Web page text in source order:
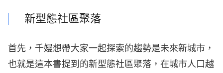
新型態社區聚落
首先，千嫚想帶大家一起探索的趨勢是未來新城市，
也就是這本書提到的新型態社區聚落，在城市人口越